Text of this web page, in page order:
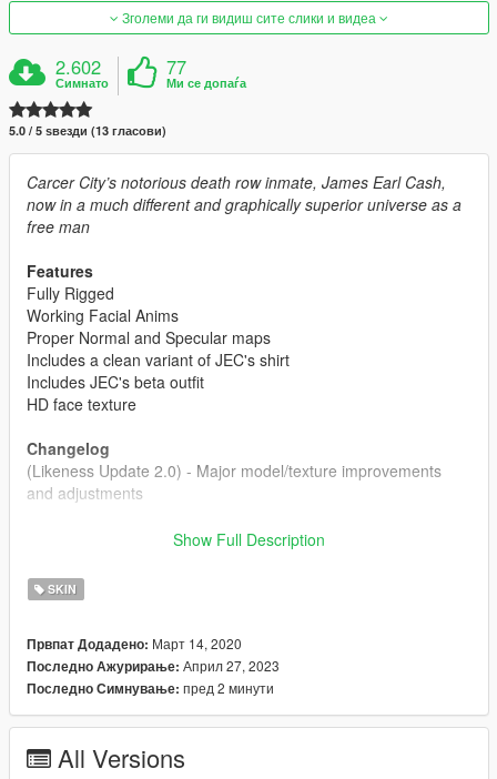
Зголеми да ги видиш сите слики и видеа
2.602
Симнато
77
Ми се допаѓа
5.0 / 5 ѕвезди (13 гласови)
Carcer City’s notorious death row inmate, James Earl Cash,
now in a much different and graphically superior universe as a
free man
Features
Fully Rigged
Working Facial Anims
Proper Normal and Specular maps
Includes a clean variant of JEC's shirt
Includes JEC's beta outfit
HD face texture
Changelog
(Likeness Update 2.0) - Major model/texture improvements
and adjustments
streamedpeds_mp.rpf> (You can rename the files to whatever
ped you want to replace)
For ymt and yft's:
1- Navigate to Mods> x64v.rpf> models> cdimages>
streamedpeds_mp.rpf and replace the files (You can rename
Show Full Description
SKIN
Првпат Додадено: Март 14, 2020
Последно Ажурирање: Април 27, 2023
Последно Симнување: пред 2 минути
All Versions